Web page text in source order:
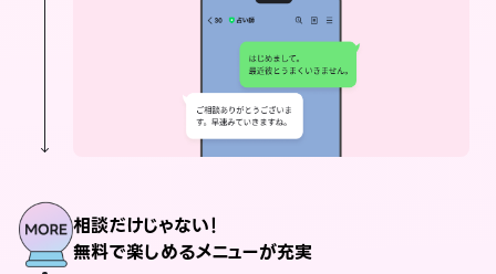
相談だけじゃない！
無料で楽しめるメニューが充実